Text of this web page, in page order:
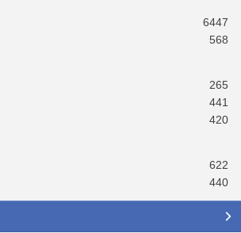
6447
568
265
441
420
622
440